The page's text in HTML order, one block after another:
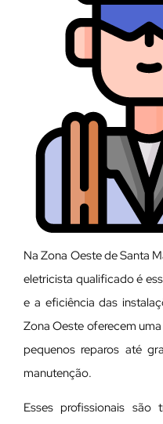
Na Zona Oeste de Santa
eletricista qualificado é
e a eficiência das
Zona Oeste oferecem
pequenos reparos até
manutenção.
Esses profissionais são